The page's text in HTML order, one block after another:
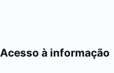
Acesso à informação